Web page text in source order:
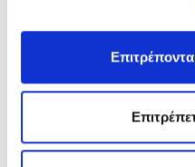
Πάροχοι υπηρεσιών
αποφυγής κατάχρησης:
υποβολή μη